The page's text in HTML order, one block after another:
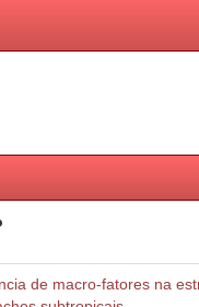
de macro-fatores na